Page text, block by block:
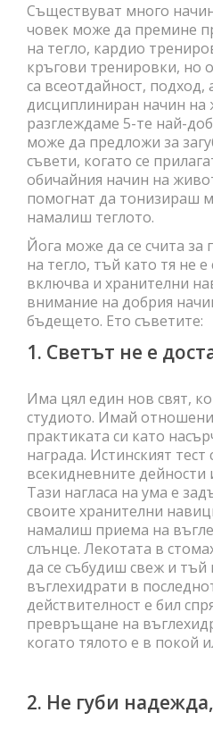
Съществуват много
човек може да премине
на тегло, кардио
кръгови тренировки, но
са всеотдайност, подход,
дисциплиниран начин на
разглеждаме 5-те най-
може да предложи за
съвети, когато се
обичайния начин на
помогнат да тонизираш
намалиш теглото.
Йога може да се счита за
на тегло, тъй като тя не
включва и хранителни
внимание на добрия
бъдещето. Ето съветите:
1. Светът не е
Има цял един нов свят,
студиото. Имай
практиката си като
награда. Истинският тест
всекидневните дейности
Тази нагласа на ума е
своите хранителни
намалиш приема на
слънце. Лекотата в
да се събудиш свеж и тъй
въглехидрати в
действителност е бил
превръщане на
когато тялото е в покой
2. Не губи